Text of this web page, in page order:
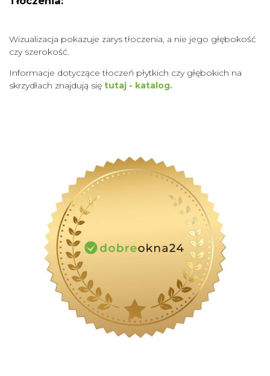
Wizualizacja pokazuje zarys tłoczenia, a nie jego głębokość
czy szerokość.
Informacje dotyczące tłoczeń płytkich czy głębokich na
skrzydłach znajdują się tutaj - katalog.